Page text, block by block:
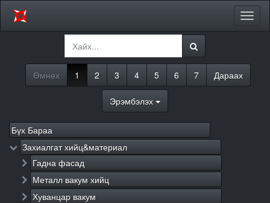
Өмнөх 1 2 3 4 5 6 7 Дараах
Эрэмбэлэх
Бүх Бараа
Захиалгат хийц&материал
Гадна фасад
Металл вакум хийц
Хуванцар вакум